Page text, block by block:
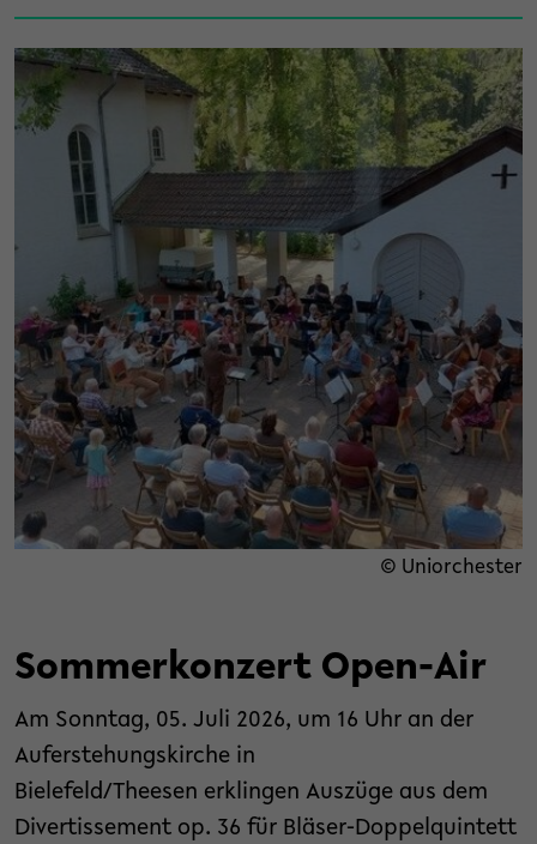
© Uniorchester
Sommerkonzert Open-Air
Am Sonntag, 05. Juli 2026, um 16 Uhr an der
Auferstehungskirche in
Bielefeld/Theesen erklingen Auszüge aus dem
Divertissement op. 36 für Bläser-Doppelquintett